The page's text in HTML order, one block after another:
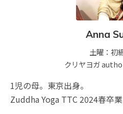
Anna
土曜：初
クリヤヨガ
1児の母。東京出身。
Zuddha Yoga TTC 2024春卒業